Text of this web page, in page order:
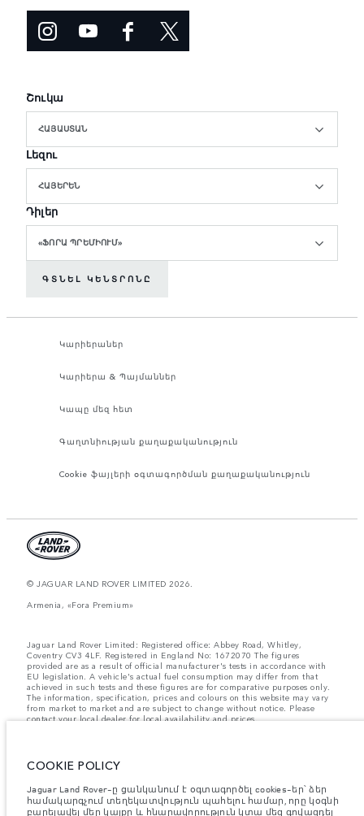
Շուկա
ՀԱՅԱՍՏԱՆ
Լեզու
ՀԱՅԵՐԵՆ
Դիլեր
«ՖՈՐԱ ՊՐԵՄԻՈՒՄ»
ԳՏՆԵԼ ԿԵՆՏՐՈՆԸ
Կարիերաներ
Կարիերա & Պայմաններ
Կապը մեզ հետ
Գաղտնիության քաղաքականություն
Cookie ֆայլերի օգտագործման քաղաքականություն
© JAGUAR LAND ROVER LIMITED 2026.
Armenia, «Fora Premium»
Jaguar Land Rover Limited: Registered office: Abbey Road, Whitley,
Coventry CV3 4LF. Registered in England No: 1672070 The figures
provided are as a result of official manufacturer's tests in accordance with
EU legislation. A vehicle's actual fuel consumption may differ from that
achieved in such tests and these figures are for comparative purposes only.
The information, specification, prices and colours on this website may vary
from market to market and are subject to change without notice. Please
contact your local dealer for local availability and prices.
տեղադրված այլ պարագաներն ազդում են օգտակար բեռով
բեռնունակության վրա։ Համոզվե՛ք, որ աքսեսուարներով,
բեռնվածության ժամանակ մեքենայի համախառն քաշը և առանցքի
առավելագույն բեռնվածությունը չեն գերազանցվում։
COOKIE POLICY
Jaguar Land Rover-ը ցանկանում է օգտագործել cookies-եր՝ ձեր
համակարգչում տեղեկատվություն պահելու համար, որը կօգնի
բարելավել մեր կայքը և հնարավորություն կտա մեզ գովազդել